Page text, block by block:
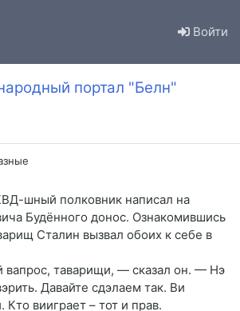
Войти
портал "Белн"
шный полковник написал на
Будённого донос. Ознакомившись
Сталин вызвал обоих к себе в
таварищи, — сказал он. — Нэ
Давайте сдэлаем так. Ви
вииграет – тот и прав.